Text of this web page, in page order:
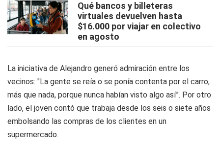
Qué bancos y billeteras
virtuales devuelven hasta
$16.000 por viajar en colectivo
en agosto
La iniciativa de Alejandro generó admiración entre los
vecinos: "La gente se reía o se ponía contenta por el carro,
más que nada, porque nunca habían visto algo así”. Por otro
lado, el joven contó que trabaja desde los seis o siete años
embolsando las compras de los clientes en un
supermercado.